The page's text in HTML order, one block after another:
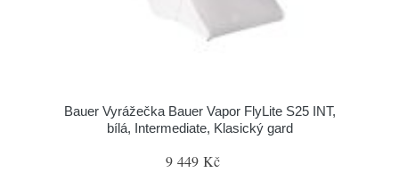
Bauer Vyrážečka Bauer Vapor FlyLite S25 INT,
bílá, Intermediate, Klasický gard
9 449 Kč